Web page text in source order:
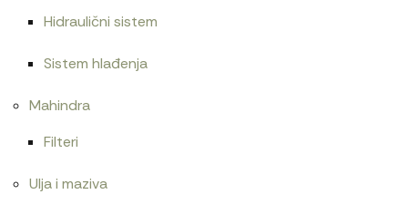
Hidraulični sistem
Sistem hlađenja
Mahindra
Filteri
Ulja i maziva